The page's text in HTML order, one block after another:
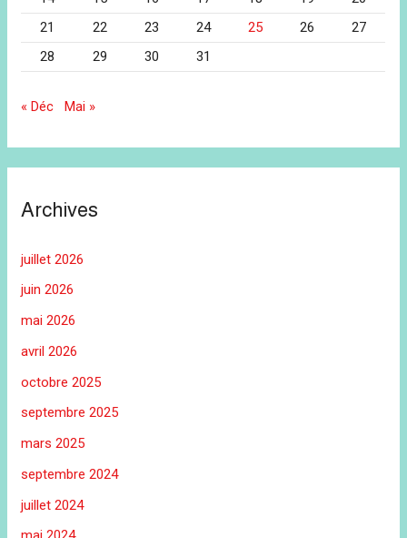
21
22 23 24 25 26
27
28
29 30 31
« Déc Mai »
Archives
juillet 2026
juin 2026
mai 2026
avril 2026
octobre 2025
septembre 2025
mars 2025
septembre 2024
juillet 2024